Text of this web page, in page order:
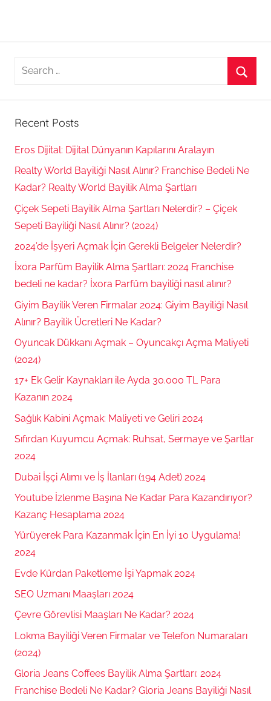
Search
Recent Posts
Eros Dijital: Dijital Dünyanın Kapılarını Aralayın
Realty World Bayiliği Nasıl Alınır? Franchise Bedeli Ne
Kadar? Realty World Bayilik Alma Şartları
Çiçek Sepeti Bayilik Alma Şartları Nelerdir? – Çiçek
Sepeti Bayiliği Nasıl Alınır? (2024)
2024’de İşyeri Açmak İçin Gerekli Belgeler Nelerdir?
İxora Parfüm Bayilik Alma Şartları: 2024 Franchise
bedeli ne kadar? İxora Parfüm bayiliği nasıl alınır?
Giyim Bayilik Veren Firmalar 2024: Giyim Bayiliği Nasıl
Alınır? Bayilik Ücretleri Ne Kadar?
Oyuncak Dükkanı Açmak – Oyuncakçı Açma Maliyeti
(2024)
17+ Ek Gelir Kaynakları ile Ayda 30.000 TL Para
Kazanın 2024
Sağlık Kabini Açmak: Maliyeti ve Geliri 2024
Sıfırdan Kuyumcu Açmak: Ruhsat, Sermaye ve Şartlar
2024
Dubai İşçi Alımı ve İş İlanları (194 Adet) 2024
Youtube İzlenme Başına Ne Kadar Para Kazandırıyor?
Kazanç Hesaplama 2024
Yürüyerek Para Kazanmak İçin En İyi 10 Uygulama!
2024
Evde Kürdan Paketleme İşi Yapmak 2024
SEO Uzmanı Maaşları 2024
Çevre Görevlisi Maaşları Ne Kadar? 2024
Lokma Bayiliği Veren Firmalar ve Telefon Numaraları
(2024)
Gloria Jeans Coffees Bayilik Alma Şartları: 2024
Franchise Bedeli Ne Kadar? Gloria Jeans Bayiliği Nasıl